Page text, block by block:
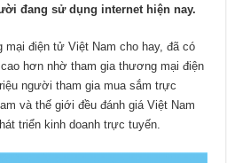
tử
đang sử dụng internet hiện nay.
điện tử Việt Nam cho hay, đã có
hơn nhờ tham gia thương mại điện
người tham gia mua sắm trực
và thế giới đều đánh giá Việt Nam
triển kinh doanh trực tuyến.